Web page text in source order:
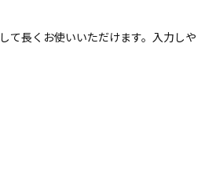
て長くお使いいただけます。入力しや